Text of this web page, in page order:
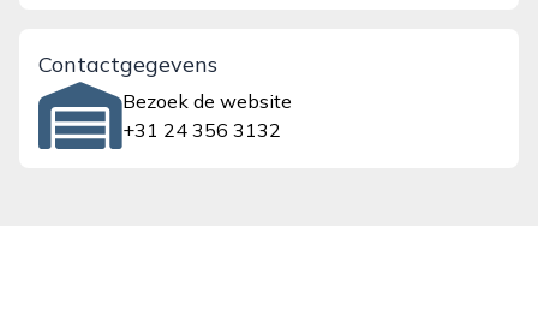
Contactgegevens
Bezoek de website
+31 24 356 3132